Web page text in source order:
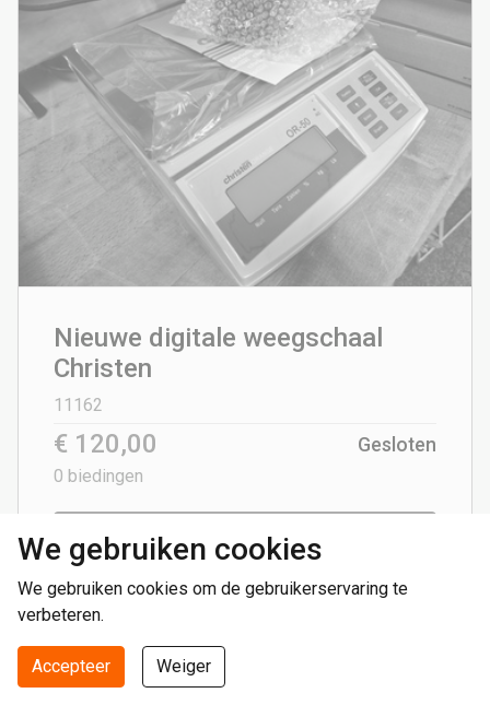
Nieuwe digitale weegschaal
Christen
11162
€ 120,00
0 biedingen
Gesloten
Bekijk kavel
Vorige
We gebruiken cookies
We gebruiken cookies om de gebruikerservaring te
verbeteren.
Accepteer Weiger